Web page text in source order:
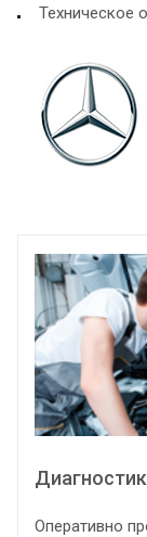
Техническое
Оперативно